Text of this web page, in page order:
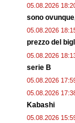
05.08.2026
sono
05.08.2026
prezzo del
05.08.2026
serie B
05.08.2026
05.08.2026
Kabashi
05.08.2026